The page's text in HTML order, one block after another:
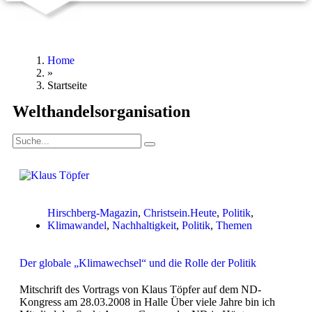
Home
»
Startseite
Welthandelsorganisation
Hirschberg-Magazin, Christsein.Heute, Politik,
Klimawandel, Nachhaltigkeit, Politik, Themen
Der globale „Klimawechsel“ und die Rolle der Politik
Mitschrift des Vortrags von Klaus Töpfer auf dem ND-
Kongress am 28.03.2008 in Halle Über viele Jahre bin ich